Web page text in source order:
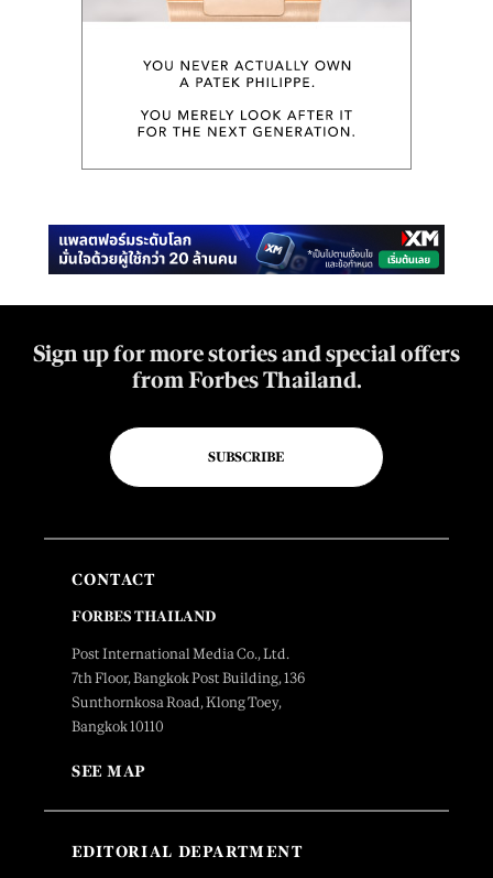
Sign up for more stories and special offers
from Forbes Thailand.
SUBSCRIBE
CONTACT
FORBES THAILAND
Post International Media Co., Ltd.
7th Floor, Bangkok Post Building, 136
Sunthornkosa Road, Klong Toey,
Bangkok 10110
SEE MAP
EDITORIAL DEPARTMENT